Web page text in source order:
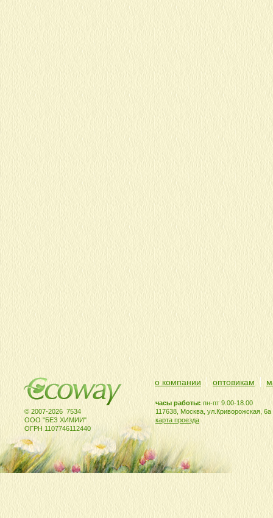
© 2007-2026 7534
ООО "БЕЗ ХИМИИ"
ОГРН 1107746112440
часы работы: пн-пт 9.00-18.00
117638, Москва, ул.Криворожская, 6а
карта проезда
о компании оптовикам